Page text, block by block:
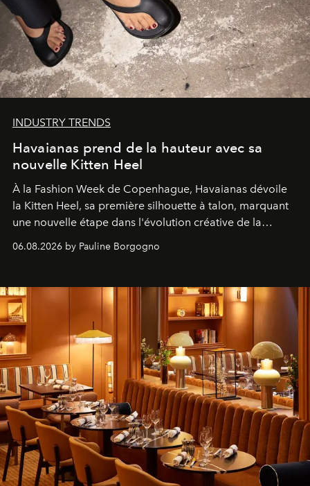
INDUSTRY TRENDS
Havaianas prend de la hauteur avec sa
nouvelle Kitten Heel
À la Fashion Week de Copenhague, Havaianas dévoile
la Kitten Heel, sa première silhouette à talon, marquant
une nouvelle étape dans l'évolution créative de la
06.08.2026 by Pauline Borgogno